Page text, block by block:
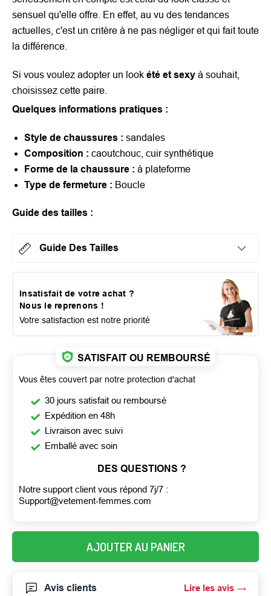
sensuel qu'elle offre. En effet, au vu des tendances
actuelles, c'est un critère à ne pas négliger et qui fait toute
la différence.
Si vous voulez adopter un look été et sexy à souhait,
choisissez cette paire.
Quelques informations pratiques :
Style de chaussures : sandales
Composition : caoutchouc, cuir synthétique
Forme de la chaussure : à plateforme
Type de fermeture : Boucle
Guide des tailles :
Guide Des Tailles
Insatisfait de votre achat ?
Nous le reprenons !
Votre satisfaction est notre priorité
SATISFAIT OU REMBOURSÉ
Vous êtes couvert par notre protection d'achat
30 jours satisfait ou remboursé
Expédition en 48h
Livraison avec suivi
Emballé avec soin
DES QUESTIONS ?
Notre support client vous répond 7j/7 :
Support@vetement-femmes.com
AJOUTER AU PANIER
Avis clients Lire les avis